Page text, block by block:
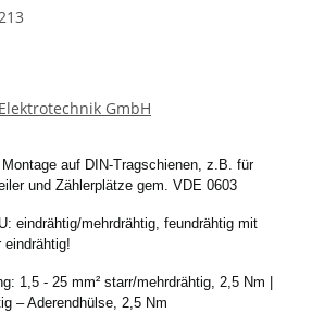
GmbH
auf DIN-Tragschienen, z.B. für
und Zählerplätze gem. VDE 0603
eindrähtig/mehrdrähtig, feundrähtig mit
eindrähtig!
1,5 - 25 mm² starr/mehrdrähtig, 2,5 Nm |
– Aderendhülse, 2,5 Nm